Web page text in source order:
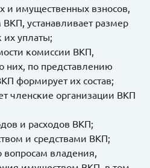
и имущественных взносов,
устанавливает размер
их уплаты;
комиссии ВКП,
них, по представлению
формирует их состав;
членские организации ВКП
и расходов ВКП;
и средствами ВКП;
владения,